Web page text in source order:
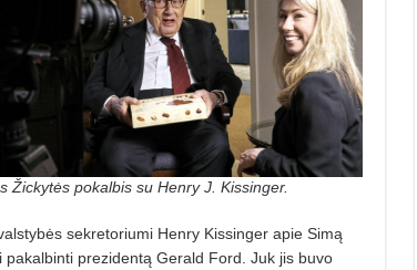
Žickytės pokalbis su Henry J. Kissinger.
sekretoriumi Henry Kissinger apie Simą
prezidentą Gerald Ford. Juk jis buvo